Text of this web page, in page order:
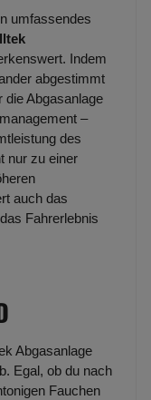
umfassendes
Indem
abgestimmt
die Abgasanlage
–
des
nur zu einer
auch das
Fahrerlebnis
Abgasanlage
Egal, ob du nach
Fauchen